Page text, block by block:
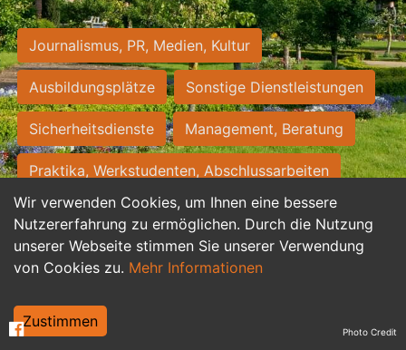
Wir verwenden Cookies, um Ihnen eine bessere
Nutzererfahrung zu ermöglichen. Durch die Nutzung
unserer Webseite stimmen Sie unserer Verwendung
von Cookies zu. Mehr Informationen
Zustimmen
Journalismus, PR, Medien, Kultur
Ausbildungsplätze Sonstige Dienstleistungen
Sicherheitsdienste Management, Beratung
Praktika, Werkstudenten, Abschlussarbeiten
Personalwesen Assistenz, Sekretariat
Hilfskräfte, Aushilfs- und Nebenjobs
Weiterbildung, Studium, duale Ausbildung Photo Credit